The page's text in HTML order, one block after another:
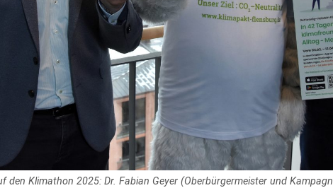
den Klimathon 2025: Dr. Fabian Geyer (Oberbürgermeister und